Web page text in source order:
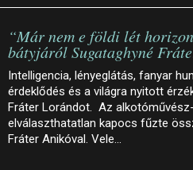
“Már nem e földi lét
bátyjáról Sugataghyné
Intelligencia, lényeglátás, fanyar
érdeklődés és a világra nyitott
Fráter Lorándot. Az
elválaszthatatlan kapocs fűzte
Fráter Anikóval. Vele…